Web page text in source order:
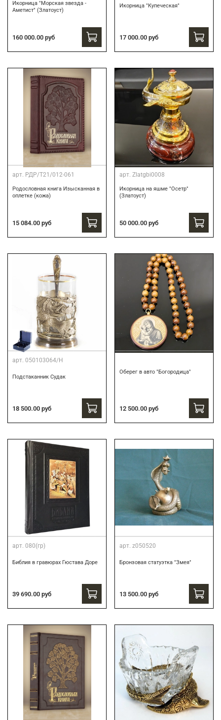
Икорница "Морская звезда -
Аметист" (Златоуст)
160 000.00 руб
Икорница "Купеческая"
17 000.00 руб
арт. РДР/Т21/012-061
Родословная книга Изысканная в
оплетке (кожа)
15 084.00 руб
арт. Zlatgbi0008
Икорница на яшме "Осетр"
(Златоуст)
50 000.00 руб
арт. 050103064/Н
Подстаканник Судак
18 500.00 руб
Оберег в авто "Богородица"
12 500.00 руб
арт. 080(гр)
Библия в гравюрах Гюстава Доре
39 690.00 руб
арт. z050520
Бронзовая статуэтка "Змея"
13 500.00 руб